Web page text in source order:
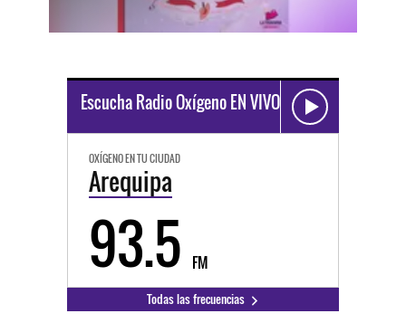
Escucha Radio Oxígeno EN VIVO
OXÍGENO EN TU CIUDAD
Arequipa
93.5 FM
Todas las frecuencias